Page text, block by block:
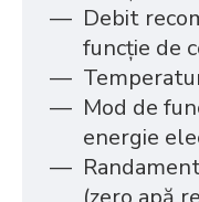
Debit
funcție de
Mod de
energie